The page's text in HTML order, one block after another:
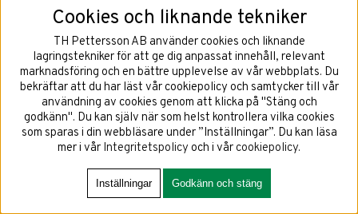
155/65R13 GOODYEAR
1623 kr
KÖP!
155/70R13 75Q Hankook W
1173 kr
KÖP!
Cookies och liknande tekniker
TH Pettersson AB använder cookies och liknande
lagringstekniker för att ge dig anpassat innehåll, relevant
marknadsföring och en bättre upplevelse av vår webbplats. Du
bekräftar att du har läst vår cookiepolicy och samtycker till vår
användning av cookies genom att klicka på "Stäng och
godkänn". Du kan själv när som helst kontrollera vilka cookies
som sparas i din webbläsare under ”Inställningar”. Du kan läsa
mer i vår Integritetspolicy och i vår cookiepolicy.
Inställningar Godkänn och stäng